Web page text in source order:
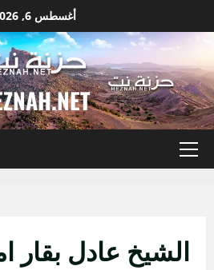
إلى
أغسطس 6, 2026
القائمة
الشيخ عادل بقار